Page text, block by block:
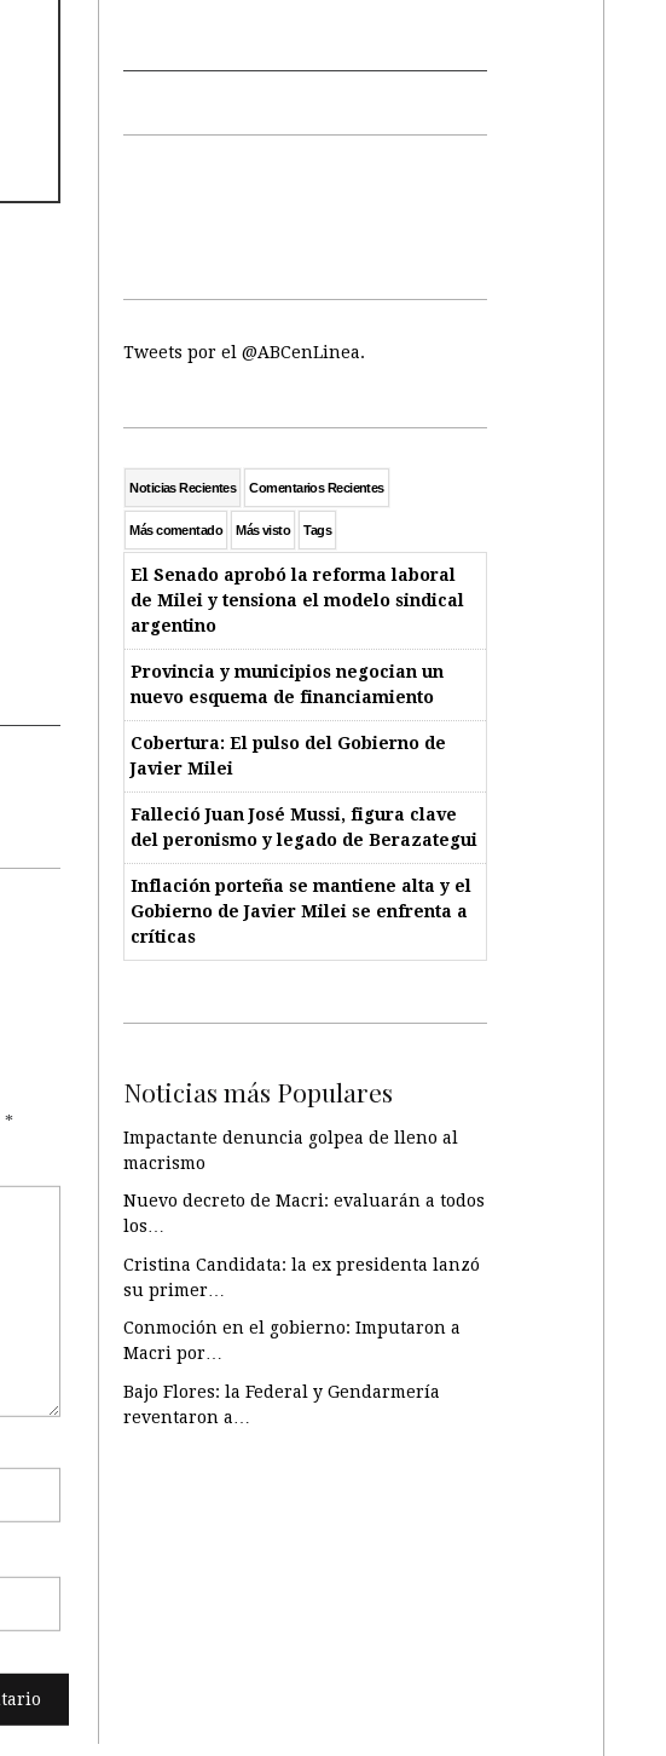
*
Tweets por el @ABCenLinea.
Noticias Recientes Comentarios Recientes
Más comentado Más visto Tags
El Senado aprobó la reforma laboral
de Milei y tensiona el modelo sindical
argentino
Provincia y municipios negocian un
nuevo esquema de financiamiento
Cobertura: El pulso del Gobierno de
Javier Milei
Falleció Juan José Mussi, figura clave
del peronismo y legado de Berazategui
Inflación porteña se mantiene alta y el
Gobierno de Javier Milei se enfrenta a
críticas
Noticias más Populares
Impactante denuncia golpea de lleno al
macrismo
Nuevo decreto de Macri: evaluarán a todos
los…
Cristina Candidata: la ex presidenta lanzó
su primer…
Conmoción en el gobierno: Imputaron a
Macri por…
Bajo Flores: la Federal y Gendarmería
reventaron a…